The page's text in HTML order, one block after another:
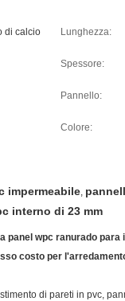
di calcio Lunghezza:
Spessore:
Pannello:
Colore:
impermeabile,
interno di 23 mm
panel wpc ranurado
costo per
di pareti in pvc,